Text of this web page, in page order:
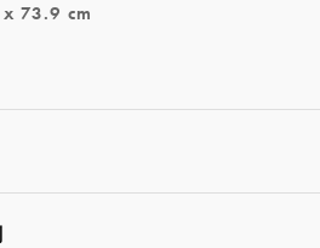
73.9 cm